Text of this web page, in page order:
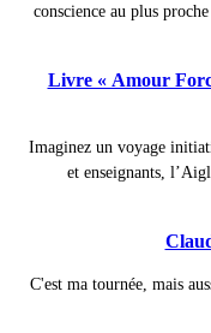
conscience au plus
Livre « Amour
Imaginez un voyage
et enseignants,
C'est ma tournée, mais